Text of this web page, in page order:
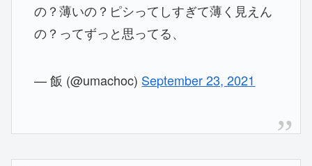
の？薄いの？ピシってしすぎて薄く見えん
の？ってずっと思ってる、
— 飯 (@umachoc) September 23, 2021